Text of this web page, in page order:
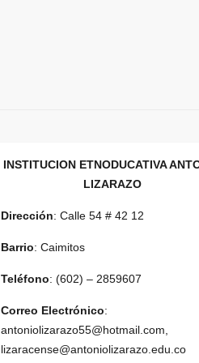
INSTITUCION ETNODUCATIVA
LIZARAZO
Dirección: Calle 54 # 42 12
Barrio: Caimitos
Teléfono: (602) – 2859607
Correo Electrónico:
antoniolizarazo55@hotmail.com,
lizaracense@antoniolizarazo.edu.co